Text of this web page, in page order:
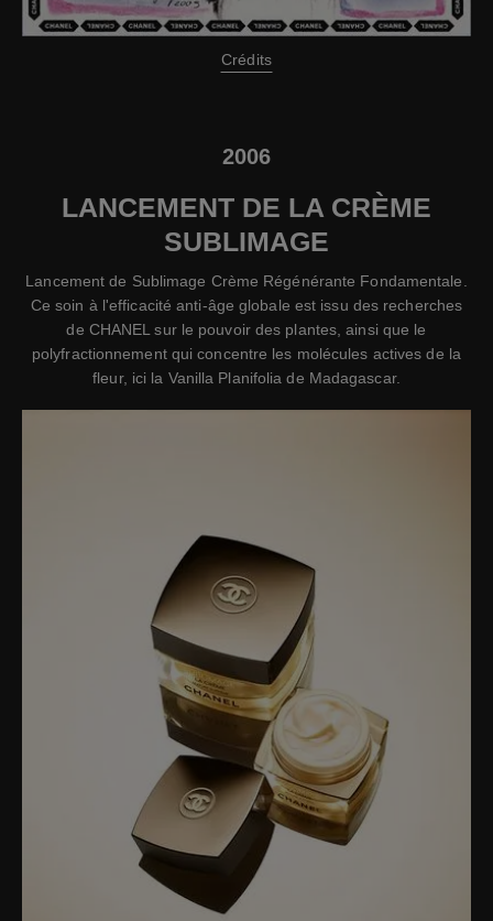
Crédits
2006
LANCEMENT DE LA CRÈME
SUBLIMAGE
Lancement de Sublimage Crème Régénérante Fondamentale.
Ce soin à l'efficacité anti-âge globale est issu des recherches
de CHANEL sur le pouvoir des plantes, ainsi que le
polyfractionnement qui concentre les molécules actives de la
fleur, ici la Vanilla Planifolia de Madagascar.